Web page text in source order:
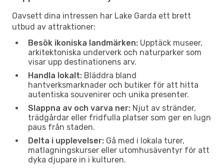
Oavsett dina intressen har Lake Garda ett brett
utbud av attraktioner:
Besök ikoniska landmärken: Upptäck museer,
arkitektoniska underverk och naturparker som
visar upp destinationens arv.
Handla lokalt: Bläddra bland
hantverksmarknader och butiker för att hitta
autentiska souvenirer och unika presenter.
Slappna av och varva ner: Njut av stränder,
trädgårdar eller fridfulla platser som ger en lugn
paus från staden.
Delta i upplevelser: Gå med i lokala turer,
matlagningskurser eller utomhusäventyr för att
dyka djupare in i kulturen.